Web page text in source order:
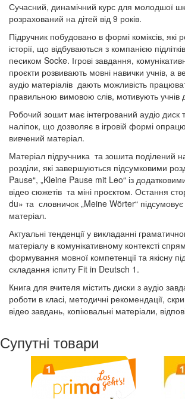
Сучасний, динамічний курс для молодшої
розрахований на дітей від 9 років.
Підручник побудовано в формі коміксів, які
історії, що відбуваються з компанією
песиком Socke. Ігрові завдання,
проєкти розвивають мовні навички учнів, а
аудіо матеріалів дають можливість
правильною вимовою слів, мотивують учнів
Робочий зошит має інтегрований аудіо диск
наліпок, що дозволяє в ігровій формі
вивчений матеріал.
Матеріал підручника та зошита поділений
розділи, які завершуються підсумковими
Pause“, „Kleine Pause mit Leo“ із
відео сюжетів та міні проєктом. Остання
du» та словничок „Meine Wörter“
матеріал.
Актуальні тенденції у викладанні
матеріалу в комунікативному контексті
формування мовної компетенції та якісну
складання іспиту Fit in Deutsch 1.
Книга для вчителя містить диски з аудіо
роботи в класі, методичні рекомендації,
відео завдань, копіювальні матеріали,
Супутні товари